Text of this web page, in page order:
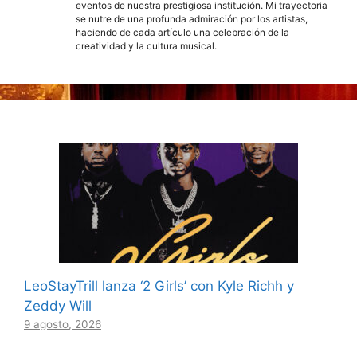
eventos de nuestra prestigiosa institución. Mi trayectoria
se nutre de una profunda admiración por los artistas,
haciendo de cada artículo una celebración de la
creatividad y la cultura musical.
LeoStayTrill lanza ‘2 Girls’ con Kyle Richh y
Zeddy Will
9 agosto, 2026